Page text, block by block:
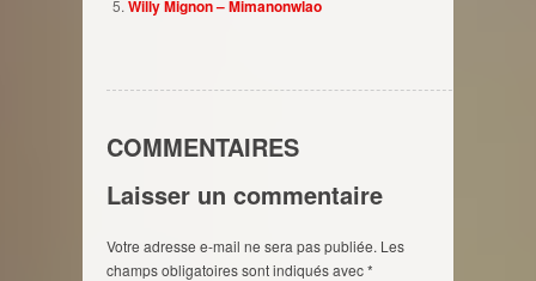
Willy Mignon – Mimanonwlao
COMMENTAIRES
Laisser un commentaire
Votre adresse e-mail ne sera pas publiée. Les
champs obligatoires sont indiqués avec*